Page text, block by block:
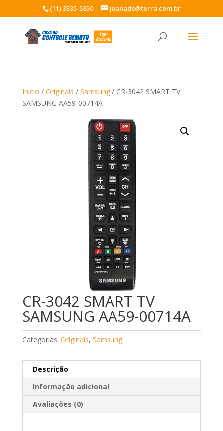
(11) 3335-5850 joanads@terra.com.br
Início / Originais / Samsung/ CR-3042 SMART TV
SAMSUNG AA59-00714A
CR-3042 SMART TV
SAMSUNG AA59-00714A
Categorias: Originais, Samsung
Descrição
Informação adicional
Avaliações (0)